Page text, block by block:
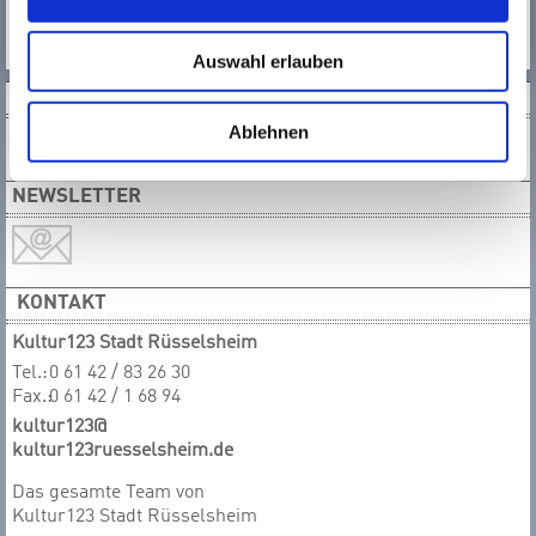
Auswahl erlauben
Ablehnen
Das Cello und die Musik darf zu einem Freund und
wohltuenden Begleiter werden.“
SOCIAL MEDIA
NEWSLETTER
KONTAKT
Kultur123 Stadt Rüsselsheim
Tel.:0 61 42 / 83 26 30
Fax.:0 61 42 / 1 68 94
kultur123@
kultur123ruesselsheim.de
Das gesamte T​​​​​​​eam von
Kultur123 Stadt Rüsselsheim